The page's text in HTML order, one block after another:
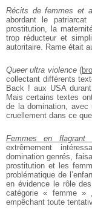
Récits de femmes et
abordant le
prostitution, la
trop réducteur et
autoritaire. Rame était
Queer ultra violence(
collectant différents
Back ! aux USA
Mais certains textes
de la domination, avec
cruellement dans ce
Femmes en flagrant
extrêmement
domination genrés,
prostitution et les
problématique de
en évidence le rôle
catégorie « femme »
empêchant toute